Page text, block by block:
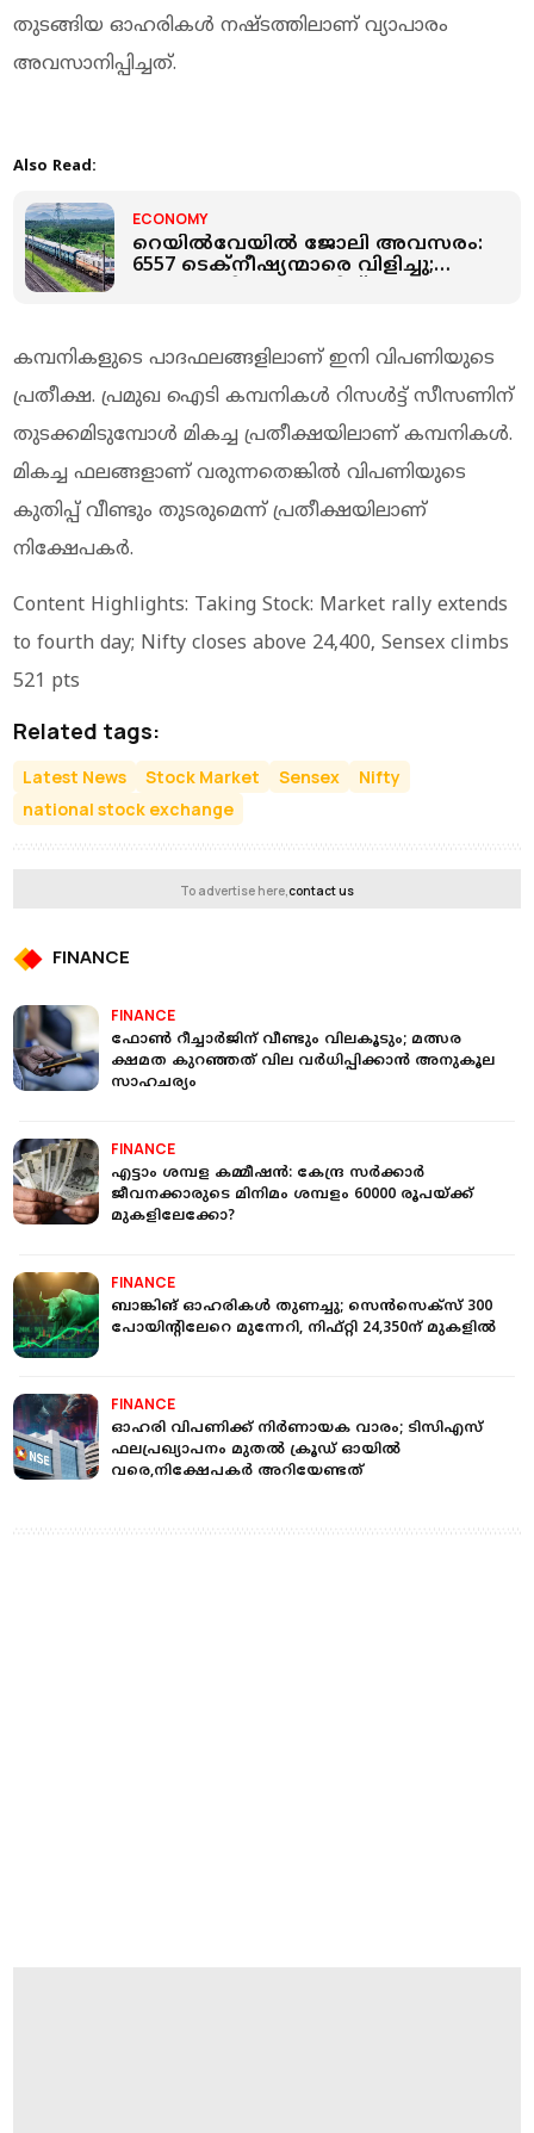
തുടങ്ങിയ ഓഹരികൾ നഷ്ടത്തിലാണ് വ്യാപാരം
അവസാനിപ്പിച്ചത്.
Also Read:
ECONOMY
റെയില്‍വേയില്‍ ജോലി അവസരം:
6557 ടെക്നീഷ്യന്മാരെ വിളിച്ചു;
കമ്പനികളുടെ പാദഫലങ്ങളിലാണ് ഇനി വിപണിയുടെ
പ്രതീക്ഷ. പ്രമുഖ ഐടി കമ്പനികൾ റിസൾട്ട് സീസണിന്
തുടക്കമിടുമ്പോൾ മികച്ച പ്രതീക്ഷയിലാണ് കമ്പനികൾ.
മികച്ച ഫലങ്ങളാണ് വരുന്നതെങ്കിൽ വിപണിയുടെ
കുതിപ്പ് വീണ്ടും തുടരുമെന്ന് പ്രതീക്ഷയിലാണ്
നിക്ഷേപകർ.
Content Highlights: Taking Stock: Market rally extends
to fourth day; Nifty closes above 24,400, Sensex climbs
521 pts
Related tags:
Latest News Stock Market Sensex
Nifty
national stock exchange
To advertise here,contact us
FINANCE
FINANCE
ഫോണ്‍ റീച്ചാര്‍ജിന് വീണ്ടും വിലകൂടും; മത്സര
ക്ഷമത കുറഞ്ഞത് വില വര്‍ധിപ്പിക്കാന്‍ അനുകൂല
സാഹചര്യം
FINANCE
എട്ടാം ശമ്പള കമ്മീഷന്‍: കേന്ദ്ര സർക്കാർ
ജീവനക്കാരുടെ മിനിമം ശമ്പളം 60000 രൂപയ്ക്ക്
മുകളിലേക്കോ?
FINANCE
ബാങ്കിങ് ഓഹരികൾ തുണച്ചു; സെൻസെക്സ് 300
പോയിന്റിലേറെ മുന്നേറി, നിഫ്റ്റി 24,350ന് മുകളിൽ
FINANCE
ഓഹരി വിപണിക്ക് നിർണായക വാരം; ടിസിഎസ്
ഫലപ്രഖ്യാപനം മുതൽ ക്രൂഡ് ഓയിൽ
വരെ,നിക്ഷേപകർ അറിയേണ്ടത്